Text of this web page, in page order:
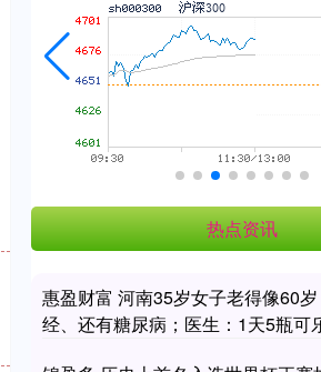
热点资讯
惠盈财富 河南35岁女子老得像60
经、还有糖尿病；医生：1天5瓶可